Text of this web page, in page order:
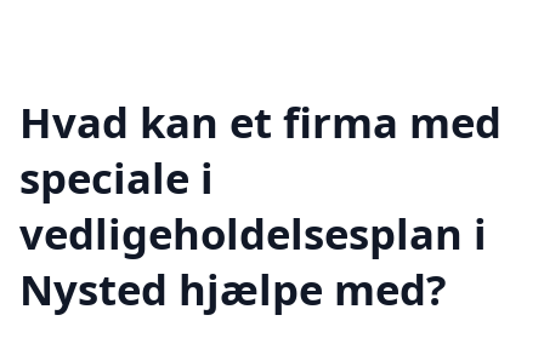
Hvad kan et firma med
speciale i
vedligeholdelsesplan i
Nysted hjælpe med?